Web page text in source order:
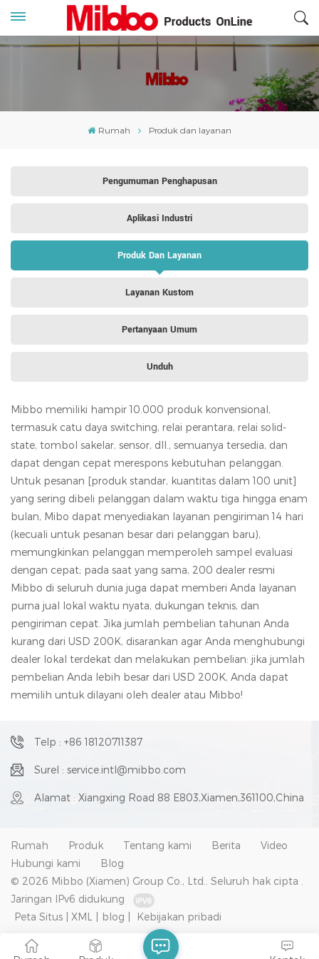
Rumah Produk dan layanan
Pengumuman Penghapusan
Aplikasi Industri
Produk Dan Layanan
Layanan Kustom
Pertanyaan Umum
Unduh
Mibbo memiliki hampir 10.000 produk konvensional,
termasuk catu daya switching, relai perantara, relai solid-
state, tombol sakelar, sensor, dll., semuanya tersedia, dan
dapat dengan cepat merespons kebutuhan pelanggan.
Untuk pesanan [produk standar, kuantitas dalam 100 unit]
yang sering dibeli pelanggan dalam waktu tiga hingga enam
bulan, Mibo dapat menyediakan layanan pengiriman 14 hari
(kecuali untuk pesanan besar dari pelanggan baru),
memungkinkan pelanggan memperoleh sampel evaluasi
dengan cepat; pada saat yang sama, 200 dealer resmi
Mibbo di seluruh dunia juga dapat memberi Anda layanan
purna jual lokal waktu nyata, dukungan teknis, dan
pengiriman cepat. Jika jumlah pembelian tahunan Anda
kurang dari USD 200K, disarankan agar Anda menghubungi
dealer lokal terdekat dan melakukan pembelian: jika jumlah
pembelian Anda lebih besar dari USD 200K, Anda dapat
memilih untuk dilayani oleh dealer atau Mibbo!
Telp : +86 18120711387
Surel : service.intl@mibbo.com
Alamat : Xiangxing Road 88 E803,Xiamen,361100,China
Rumah Produk Tentang kami Berita
Video
Hubungi kami
Blog
© 2026 Mibbo (Xiamen) Group Co., Ltd.. Seluruh hak cipta .
Jaringan IPv6 didukung
Peta Situs
XML blog Kebijakan pribadi